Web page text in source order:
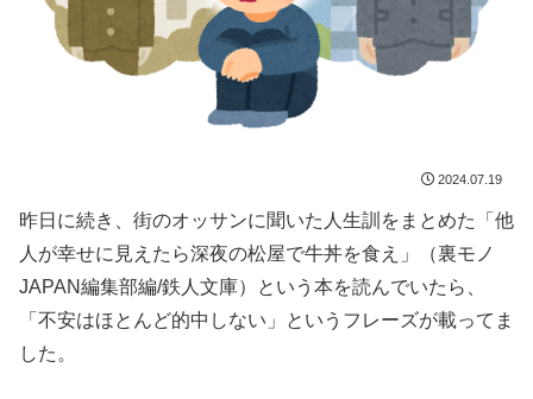
2024.07.19
昨日に続き、街のオッサンに聞いた人生訓をまとめた「他
人が幸せに見えたら深夜の松屋で牛丼を食え」（裏モノ
JAPAN編集部編/鉄人文庫）という本を読んでいたら、
「不安はほとんど的中しない」というフレーズが載ってま
した。